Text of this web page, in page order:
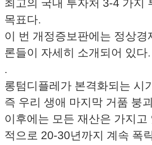
최고의 국내 투자처 3-4 가지
목표다.
이 번 개정증보판에는 정상
론들이 자세히 소개되어 있다.
.
롱텀디플레가 본격화되는 시
즉 우리 생애 마지막 거품 붕
이후에는 모든 재산은 가지
적으로 20-30년까지 계속 폭